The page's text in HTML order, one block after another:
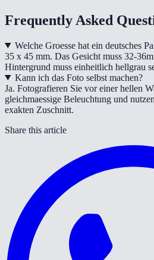
Frequently Asked
Welche Groesse hat ein deutsches
35 x 45 mm. Das Gesicht muss 32-
Hintergrund muss einheitlich hellgrau
Kann ich das Foto selbst machen?
Ja. Fotografieren Sie vor einer hellen
gleichmaessige Beleuchtung und
exakten Zuschnitt.
Share this article